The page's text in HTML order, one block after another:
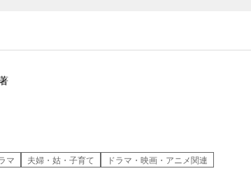
マ 夫婦・姑・子育て ドラマ・映画・アニメ関連